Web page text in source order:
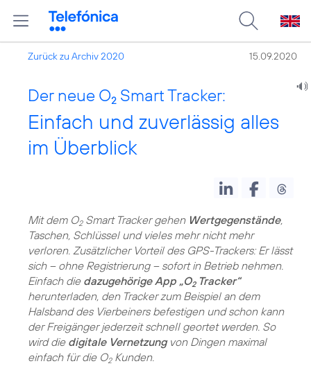
Zurück zu Archiv 2020 15.09.2020
Der neue O2 Smart Tracker:
Einfach und zuverlässig alles
im Überblick
Mit dem O2Smart Tracker gehen Wertgegenstände,
Taschen, Schlüssel und vieles mehr nicht mehr
verloren. Zusätzlicher Vorteil des GPS-Trackers: Er lässt
sich – ohne Registrierung – sofort in Betrieb nehmen.
Einfach die dazugehörige App „O2Tracker“
herunterladen, den Tracker zum Beispiel an dem
Halsband des Vierbeiners befestigen und schon kann
der Freigänger jederzeit schnell geortet werden. So
wird die digitale Vernetzungvon Dingen maximal
einfach für die O2Kunden.